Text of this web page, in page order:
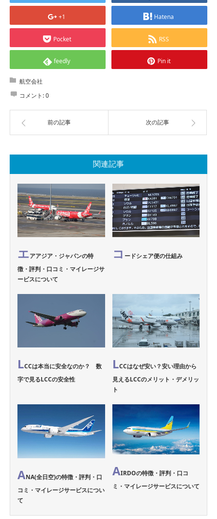
+1 Hatena
Pocket RSS
feedly Pin it
航空会社
コメント:0
前の記事 次の記事
関連記事
エアアジア・ジャパンの特
徴・評判・口コミ・マイレージサ
ービスについて
コ ードシェア便の仕組み
LCCは本当に安全なのか？ 数
字で見るLCCの安全性
LCCはなぜ安い？安い理由から
見えるLCCのメリット・デメリッ
ト
ANA(全日空)の特徴・評判・口
コミ・マイレージサービスについ
て
AIRDOの特徴・評判・口コ
ミ・マイレージサービスについて